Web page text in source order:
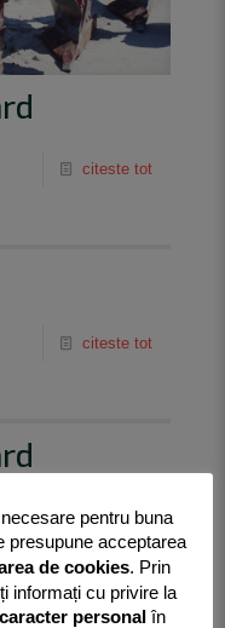
citeste tot
citeste tot
citeste tot
pentru buna
presupune acceptarea
de cookies. Prin
informați cu privire la
personalîn